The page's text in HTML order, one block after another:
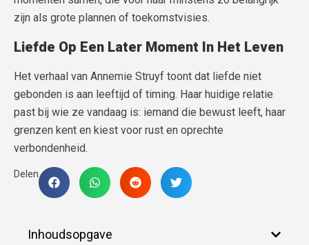
zijn als grote plannen of toekomstvisies.
Liefde Op Een Later Moment In Het Leven
Het verhaal van Annemie Struyf toont dat liefde niet
gebonden is aan leeftijd of timing. Haar huidige relatie
past bij wie ze vandaag is: iemand die bewust leeft, haar
grenzen kent en kiest voor rust en oprechte
verbondenheid.
Delen
Inhoudsopgave